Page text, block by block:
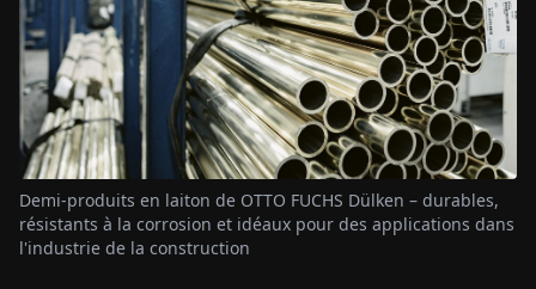
Demi-produits en laiton de OTTO FUCHS Dülken – durables,
résistants à la corrosion et idéaux pour des applications dans
l'industrie de la construction